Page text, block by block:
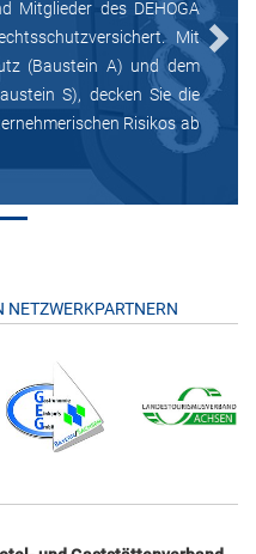
Mitglieder des DEHOGA
Mit
(Baustein A) und dem
S), decken Sie die
Risikos ab
Next
NETZWERKPARTNERN